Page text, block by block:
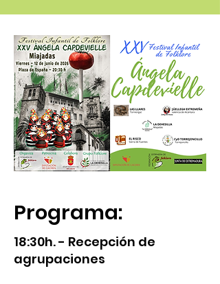
Programa:
18:30h. - Recepción de
agrupaciones